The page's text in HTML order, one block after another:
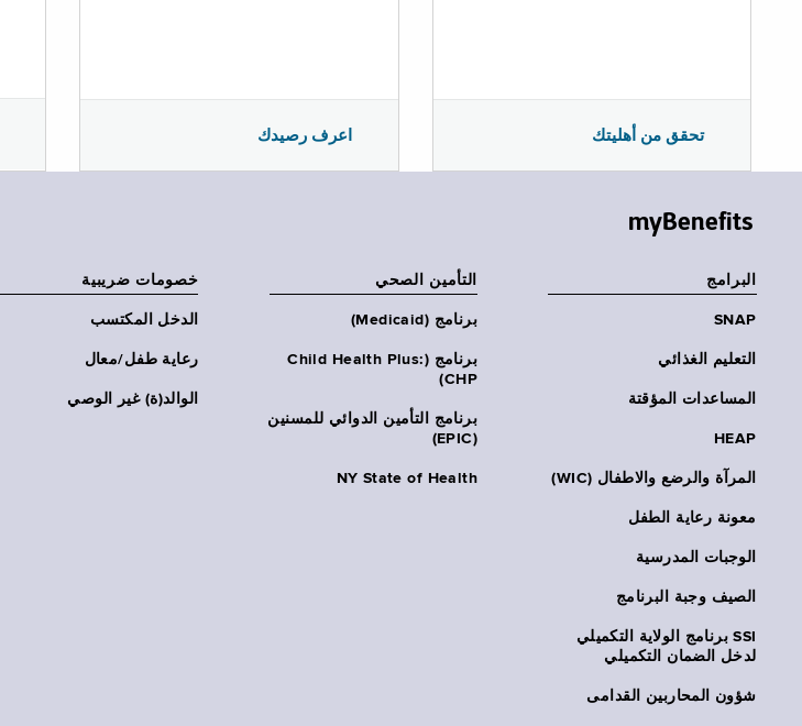
اعرف رصيدك تحقق من أهليتك
myBenefits
البرامج
SNAP
التعليم الغذائي
المساعدات المؤقتة
HEAP
المرآة والرضع والاطفال (WIC)
معونة رعاية الطفل
الوجبات المدرسية
الصيف وجبة البرنامج
SSI برنامج الولاية التكميلي
لدخل الضمان التكميلي
شؤون المحاربين القدامى
التأمين الصحي
برنامج (Medicaid)
برنامج (Child Health Plus:
CHP)
برنامج التأمين الدوائي للمسنين
(EPIC)
NY State of Health
خصومات ضريبية
الدخل المكتسب
رعاية طفل/معال
الوالد(ة) غير الوصي